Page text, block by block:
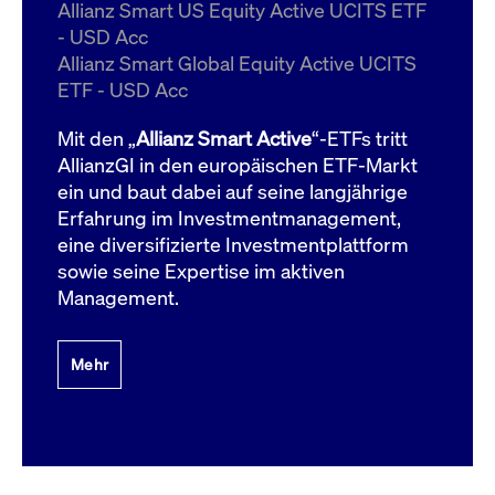
Allianz Smart US Equity Active UCITS ETF
- USD Acc
Allianz Smart Global Equity Active UCITS
ETF - USD Acc
Mit den „Allianz Smart Active“-ETFs tritt
AllianzGI in den europäischen ETF-Markt
ein und baut dabei auf seine langjährige
Erfahrung im Investmentmanagement,
eine diversifizierte Investmentplattform
sowie seine Expertise im aktiven
Management.
Mehr
ApplicationGatewayAffinityCORS
boerse.com
Domain
bis